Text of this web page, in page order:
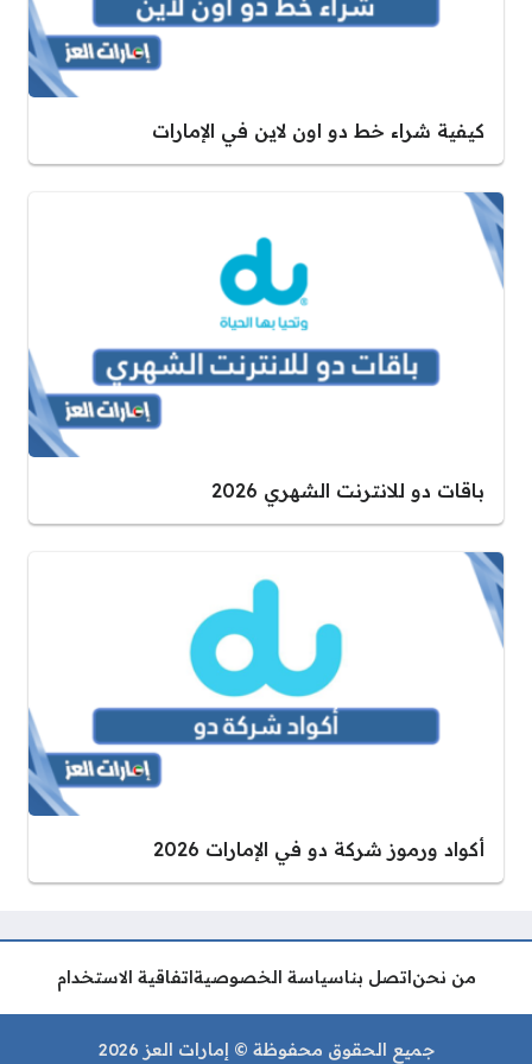
كيفية شراء خط دو اون لاين في الإمارات
باقات دو للانترنت الشهري 2026
أكواد ورموز شركة دو في الإمارات 2026
من نحناتصل بناسياسة الخصوصيةاتفاقية الاستخدام
جميع الحقوق محفوظة © إمارات العز 2026